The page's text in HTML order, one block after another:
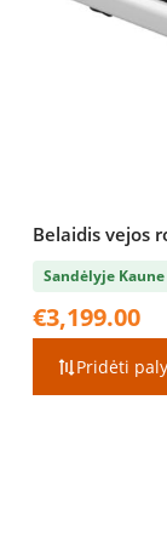
Belaidis vejos
Sandėlyje Kaune
€3,199.00
Pridėti